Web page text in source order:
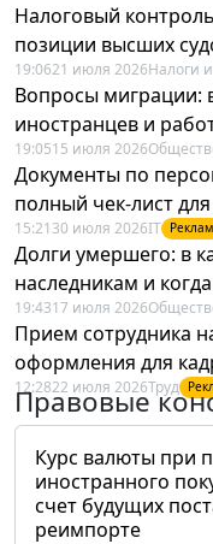
Налоговый
позиции высших
19:0621 июля 2026Налоги
Вопросы миграции:
иностранцев и
19:0515 июля 2026
Документы по
полный чек-лист
15:21 30 июля 2026IT
Долги умершего: в
наследникам и
19:4317 июля 2026
Прием сотрудника
оформления для
12:2822 июля 2026Труд
Правовые
Курс валюты при
иностранного
счет будущих
реимпорте